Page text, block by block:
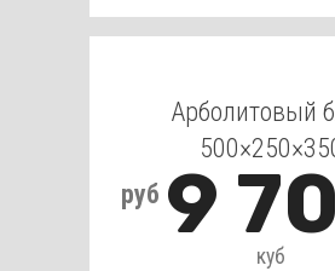
Арболитовый
руб 9
куб